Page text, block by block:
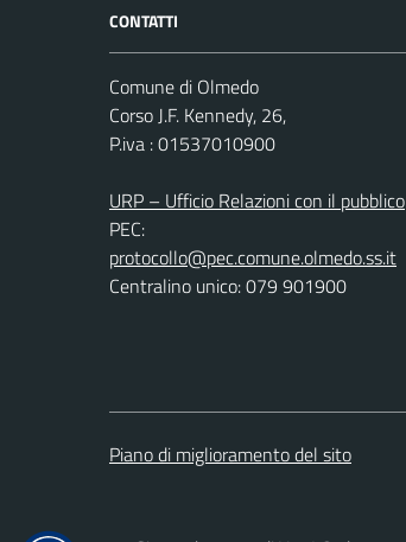
CONTATTI
Comune di Olmedo
Corso J.F. Kennedy, 26,
P.iva : 01537010900
URP – Ufficio Relazioni con il pubblico
PEC:
protocollo@pec.comune.olmedo.ss.it
Centralino unico: 079 901900
Piano di miglioramento del sito